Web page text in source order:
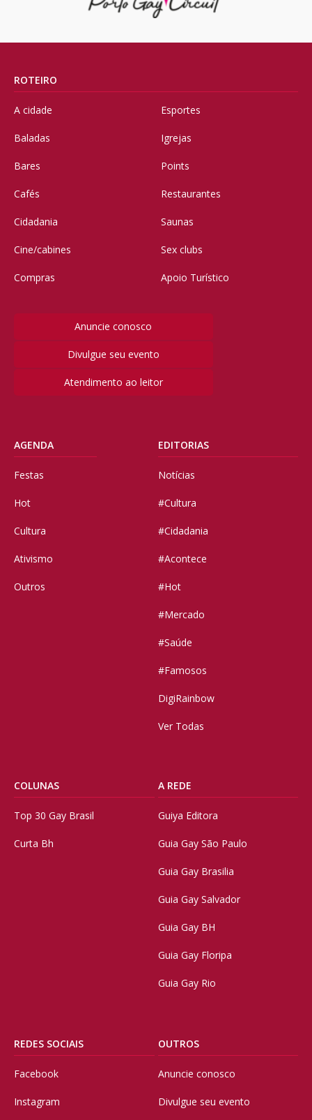
ROTEIRO
A cidade
Baladas
Bares
Cafés
Cidadania
Cine/cabines
Compras
Esportes
Igrejas
Points
Restaurantes
Saunas
Sex clubs
Apoio Turístico
Anuncie conosco
Divulgue seu evento
Atendimento ao leitor
AGENDA
Festas
Hot
Cultura
Ativismo
Outros
EDITORIAS
Notícias
#Cultura
#Cidadania
#Acontece
#Hot
#Mercado
#Saúde
#Famosos
DigiRainbow
Ver Todas
COLUNAS
Top 30 Gay Brasil
Curta Bh
A REDE
Guiya Editora
Guia Gay São Paulo
Guia Gay Brasilia
Guia Gay Salvador
Guia Gay BH
Guia Gay Floripa
Guia Gay Rio
REDES SOCIAIS
Facebook
Instagram
OUTROS
Anuncie conosco
Divulgue seu evento